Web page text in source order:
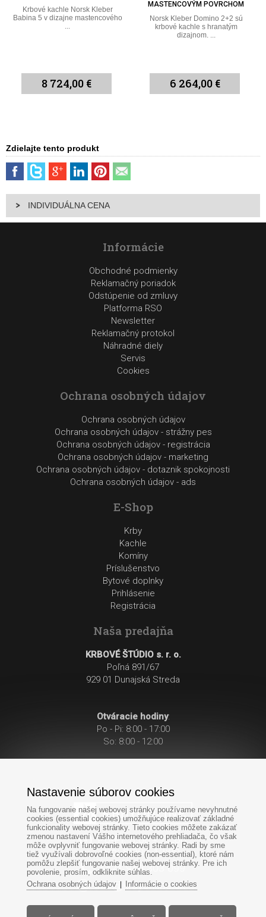
Norsk Kleber Domino 2+2 sú
krbové kachle s hranatým
6 264,00 €
Norsk Kleber Domino 2+3
akumulačné krbové kachle so
štvorcovým ...
6 756,00 €
Zdielajte tento produkt
INDIVIDUÁLNA CENA
Informácie
Obchodné podmienky
Reklamačný poriadok
Odstúpenie od zmluvy
Platforma RSO
Newsletter
Reklamačný protokol
Náhradné diely
Servis
Cookies
Ochrana osobných údajov
Ochrana osobných údajov
Ochrana osobných údajov - strážny pes
Ochrana osobných údajov - registrácia
Ochrana osobných údajov - marketing
Ochrana osobných údajov - dotaznik spokojnosti
Ochrana osobných údajov - ads
E-Shop
Krby
Kachle
Komíny
Príslušenstvo
Bytové doplnky
Prihlásenie
Registrácia
Naša predajňa
KRBOVÉ ŠTÚDIO s. r. o.
Poľná 891/67
929 01 Dunajská Streda
Otváracie hodiny:
Po - Pi: 8:00 - 17:00
So: 8:00 - 12:00
Po-Pi: 8:00 - 17:00
So: 8:00 - 12:00
+421949303 099
Nastavenie súborov cookies
Na fungovanie našej webovej stránky používame nevyhnutné
cookies (essential cookies) umožňujúce realizovať základné
funkcionality webovej stránky. Tieto cookies môžete zakázať
zmenou nastavení Vášho internetového prehliadača, čo však
môže ovplyvniť fungovanie webovej stránky. Radi by sme
tiež využívali dobrovoľné cookies (non-essential), ktoré nám
pomôžu zlepšiť fungovanie našej webovej stránky. Pre ich
povolenie, prosím, odkliknite súhlas.
Ochrana osobných údajov| Informácie o cookies